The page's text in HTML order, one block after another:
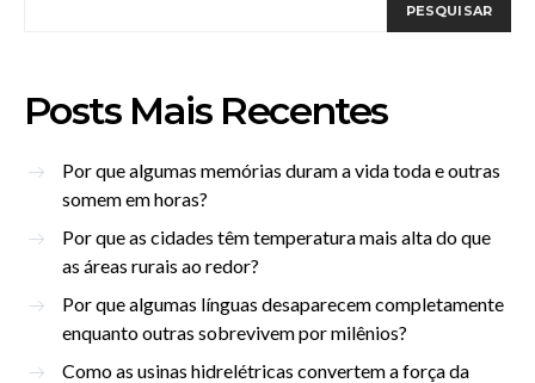
PESQUISAR
Posts Mais Recentes
Por que algumas memórias duram a vida toda e outras
somem em horas?
Por que as cidades têm temperatura mais alta do que
as áreas rurais ao redor?
Por que algumas línguas desaparecem completamente
enquanto outras sobrevivem por milênios?
Como as usinas hidrelétricas convertem a força da